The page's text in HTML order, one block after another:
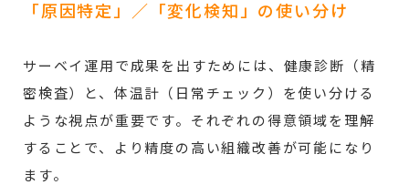
「原因特定」／「変化検知」の使い分け
サーベイ運用で成果を出すためには、健康診断（精
密検査）と、体温計（日常チェック）を使い分ける
ような視点が重要です。それぞれの得意領域を理解
することで、より精度の高い組織改善が可能になり
ます。